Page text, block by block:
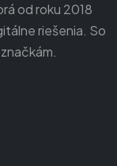
od roku 2018
riešenia. So